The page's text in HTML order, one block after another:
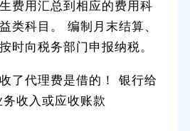
费用汇总到相应的费用科
类科目。 编制月末结算、
时向税务部门申报纳税。
了代理费是借的！ 银行给
收入或应收账款